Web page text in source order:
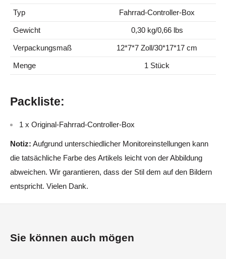
Typ Fahrrad-Controller-Box
Gewicht 0,30 kg/0,66 lbs
Verpackungsmaß 12*7*7 Zoll/30*17*17 cm
Menge 1 Stück
Packliste:
1 x Original-Fahrrad-Controller-Box
Notiz: Aufgrund unterschiedlicher Monitoreinstellungen kann
die tatsächliche Farbe des Artikels leicht von der Abbildung
abweichen. Wir garantieren, dass der Stil dem auf den Bildern
entspricht. Vielen Dank.
Sie können auch mögen